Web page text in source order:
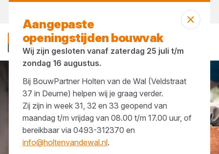
... Gevelstenen
Aangepaste
openingstijden bouwvak
Wij zijn gesloten vanaf zaterdag 25 juli t/m
zondag 16 augustus.
Bij BouwPartner Holten van de Wal (Veldstraat
37 in Deurne) helpen wij je graag verder.
Zij zijn in week 31, 32 en 33 geopend van
maandag t/m vrijdag van 08.00 t/m 17.00 uur, of
bereikbaar via 0493-312370 en
info@holtenvandewal.nl.